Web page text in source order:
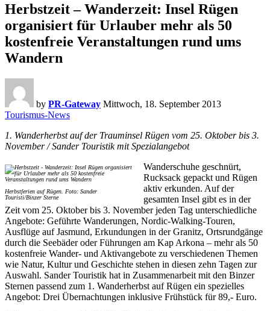
Herbstzeit – Wanderzeit: Insel Rügen
organisiert für Urlauber mehr als 50
kostenfreie Veranstaltungen rund ums
Wandern
by PR-Gateway Mittwoch, 18. September 2013
Tourismus-News
1. Wanderherbst auf der Trauminsel Rügen vom 25. Oktober bis 3.
November / Sander Touristik mit Spezialangebot
Herbstferien auf Rügen. Foto: Sander
Touristi/Binzer Sterne
Wanderschuhe geschnürt,
Rucksack gepackt und Rügen
aktiv erkunden. Auf der
gesamten Insel gibt es in der
Zeit vom 25. Oktober bis 3. November jeden Tag unterschiedliche
Angebote: Geführte Wanderungen, Nordic-Walking-Touren,
Ausflüge auf Jasmund, Erkundungen in der Granitz, Ortsrundgänge
durch die Seebäder oder Führungen am Kap Arkona – mehr als 50
kostenfreie Wander- und Aktivangebote zu verschiedenen Themen
wie Natur, Kultur und Geschichte stehen in diesen zehn Tagen zur
Auswahl. Sander Touristik hat in Zusammenarbeit mit den Binzer
Sternen passend zum 1. Wanderherbst auf Rügen ein spezielles
Angebot: Drei Übernachtungen inklusive Frühstück für 89,- Euro.